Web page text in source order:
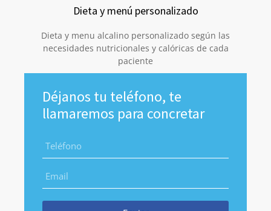
Dieta y menú personalizado
Dieta y menu alcalino personalizado según las
necesidades nutricionales y calóricas de cada
paciente
Déjanos tu teléfono, te
llamaremos para concretar